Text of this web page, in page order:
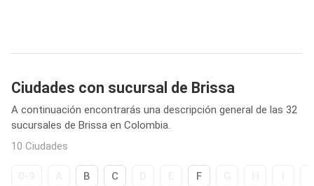
Ciudades con sucursal de Brissa
A continuación encontrarás una descripción general de las 32
sucursales de Brissa en Colombia.
10 Ciudades
B C F